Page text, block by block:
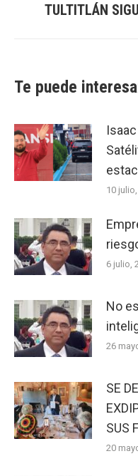
TULTITLÁN
Te puede
10
6 julio,
No
26
SE
SUS
20